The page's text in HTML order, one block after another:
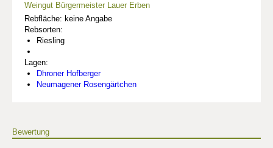
Weingut Bürgermeister Lauer Erben
Rebfläche: keine Angabe
Rebsorten:
Riesling
Lagen:
Dhroner Hofberger
Neumagener Rosengärtchen
Bewertung